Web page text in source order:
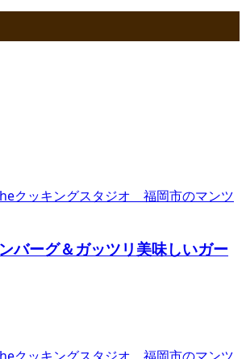
バーグ＆ガッツリ美味しいガー